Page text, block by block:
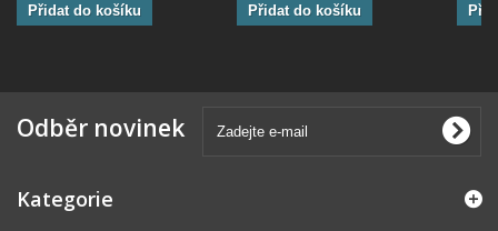
Přidat do košíku Přidat do košíku
Odběr novinek
Kategorie